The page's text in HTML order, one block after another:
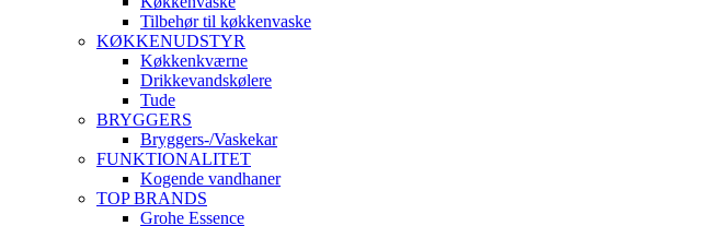
Tilbehør til køkkenvaske
KØKKENUDSTYR
Køkkenkværne
Drikkevandskølere
Tude
BRYGGERS
Bryggers-/Vaskekar
FUNKTIONALITET
Kogende vandhaner
TOP BRANDS
Grohe Essence